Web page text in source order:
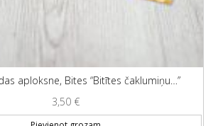
aploksne, Bites “Bitītes čaklumiņu…”
3,50 €